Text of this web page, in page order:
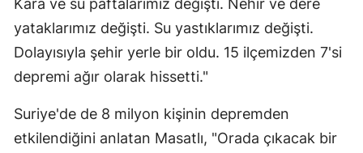
Kara ve su paftalarımız değişti. Nehir ve dere
yataklarımız değişti. Su yastıklarımız değişti.
Dolayısıyla şehir yerle bir oldu. 15 ilçemizden 7'si
depremi ağır olarak hissetti."
Suriye'de de 8 milyon kişinin depremden
etkilendiğini anlatan Masatlı, "Orada çıkacak bir